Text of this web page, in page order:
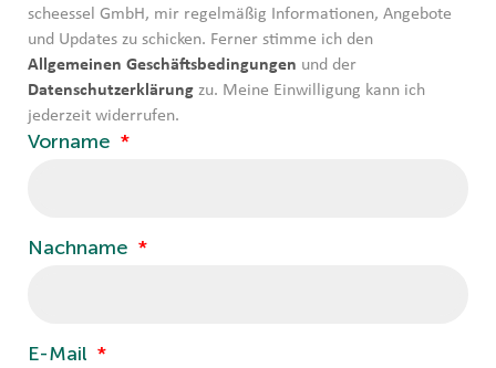
scheessel GmbH, mir regelmäßig Informationen, Angebote
und Updates zu schicken. Ferner stimme ich den
Allgemeinen Geschäftsbedingungen und der
Datenschutzerklärung zu. Meine Einwilligung kann ich
jederzeit widerrufen.
Vorname
Nachname
E-Mail